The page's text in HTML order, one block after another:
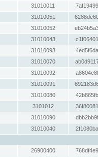
31010011
31010051
31010052
31010043
31010093
31010070
31010092
31010091
31010080
3101012
31010090
31010040
26900400